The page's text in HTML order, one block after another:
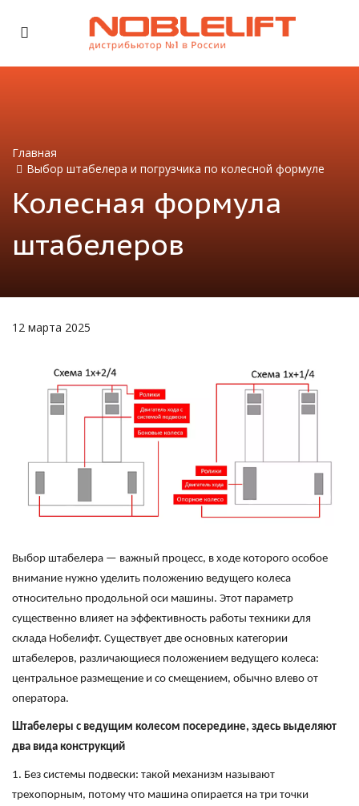
Главная
Выбор штабелера и погрузчика по колесной формуле
Колесная формула
штабелеров
12 марта 2025
Выбор штабелера — важный процесс, в ходе которого особое
внимание нужно уделить положению ведущего колеса
относительно продольной оси машины. Этот параметр
существенно влияет на эффективность работы техники для
склада Нобелифт. Существует две основных категории
штабелеров, различающиеся положением ведущего колеса:
центральное размещение и со смещением, обычно влево от
оператора.
Штабелеры с ведущим колесом посередине, здесь выделяют
два вида конструкций
1. Без системы подвески: такой механизм называют
трехопорным, потому что машина опирается на три точки